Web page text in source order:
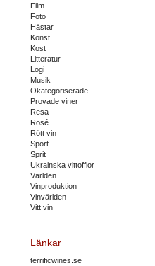
Film
Foto
Hästar
Konst
Kost
Litteratur
Logi
Musik
Okategoriserade
Provade viner
Resa
Rosé
Rött vin
Sport
Sprit
Ukrainska vittofflor
Världen
Vinproduktion
Vinvärlden
Vitt vin
Länkar
terrificwines.se